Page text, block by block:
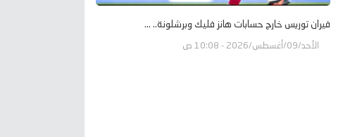
فيران توريس خارج حسابات هانز فليك وبرشلونة.. ...
الأحد/09/أغسطس/2026 - 10:08 ص